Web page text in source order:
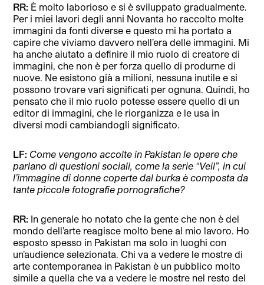
RR: È molto laborioso e si è sviluppato gradualmente.
Per i miei lavori degli anni Novanta ho raccolto molte
immagini da fonti diverse e questo mi ha portato a
capire che viviamo davvero nell’era delle immagini. Mi
ha anche aiutato a definire il mio ruolo di creatore di
immagini, che non è per forza quello di produrne di
nuove. Ne esistono già a milioni, nessuna inutile e si
possono trovare vari significati per ognuna. Quindi, ho
pensato che il mio ruolo potesse essere quello di un
editor di immagini, che le riorganizza e le usa in
diversi modi cambiandogli significato.
LF: Come vengono accolte in Pakistan le opere che
parlano di questioni sociali, come la serie “Veil”, in cui
l’immagine di donne coperte dal burka è composta da
tante piccole fotografie pornografiche?
RR: In generale ho notato che la gente che non è del
mondo dell’arte reagisce molto bene al mio lavoro. Ho
esposto spesso in Pakistan ma solo in luoghi con
un’audience selezionata. Chi va a vedere le mostre di
arte contemporanea in Pakistan è un pubblico molto
simile a quella che va a vedere le mostre nel resto del